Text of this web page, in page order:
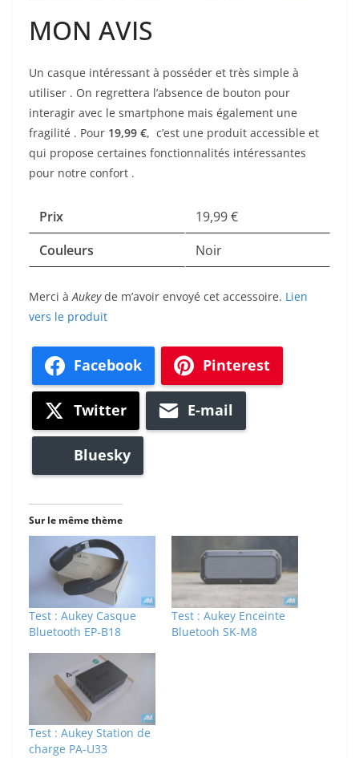
MON AVIS
Un casque intéressant à posséder et très simple à
utiliser . On regrettera l’absence de bouton pour
interagir avec le smartphone mais également une
fragilité . Pour 19,99 €, c’est une produit accessible et
qui propose certaines fonctionnalités intéressantes
pour notre confort .
Prix
19,99 €
Couleurs
Noir
Merci àAukeyde m’avoir envoyé cet accessoire. Lien
vers le produit
Facebook Pinterest
Twitter E-mail
Bluesky
Sur le même thème
Test : Aukey Casque
Bluetooth EP-B18
Test : Aukey Enceinte
Bluetooh SK-M8
Test : Aukey Station de
charge PA-U33